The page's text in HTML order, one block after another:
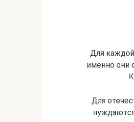
Для
именно они
Для